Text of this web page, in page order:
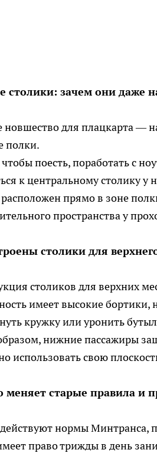
столики: зачем они даже
новшество для плацкарта —
полки.
поесть, поработать с
к центральному столику у
прямо в зоне
пространства у
столики для
столиков для верхних
имеет высокие
кружку или уронить
нижние пассажиры
использовать свою
меняет старые правила
нормы Минтранса,
право трижды в день